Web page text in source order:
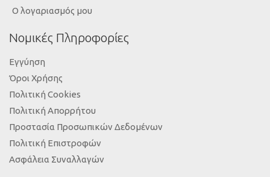
Ο λογαριασμός μου
Νομικές Πληροφορίες
Εγγύηση
Όροι Χρήσης
Πολιτική Cookies
Πολιτική Απορρήτου
Προστασία Προσωπικών Δεδομένων
Πολιτική Επιστροφών
Ασφάλεια Συναλλαγών